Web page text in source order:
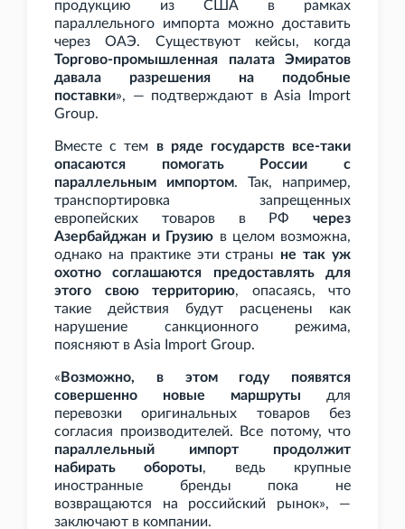
продукцию из США в рамках
параллельного импорта можно доставить
через ОАЭ. Существуют кейсы, когда
Торгово-промышленная палата Эмиратов
давала разрешения на подобные
поставки», — подтверждают в Asia Import
Group.
Вместе с тем в ряде государств все-таки
опасаются помогать России с
параллельным импортом. Так, например,
транспортировка запрещенных
европейских товаров в РФ через
Азербайджан и Грузию в целом возможна,
однако на практике эти страны не так уж
охотно соглашаются предоставлять для
этого свою территорию, опасаясь, что
такие действия будут расценены как
нарушение санкционного режима,
поясняют в Asia Import Group.
« Возможно, в этом году появятся
совершенно новые маршруты для
перевозки оригинальных товаров без
согласия производителей. Все потому, что
параллельный импорт продолжит
набирать обороты, ведь крупные
иностранные бренды пока не
возвращаются на российский рынок», —
заключают в компании.